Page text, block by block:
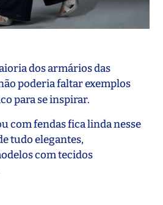
dos armários das
poderia faltar exemplos
para se inspirar.
com fendas fica linda nesse
tudo elegantes,
com tecidos